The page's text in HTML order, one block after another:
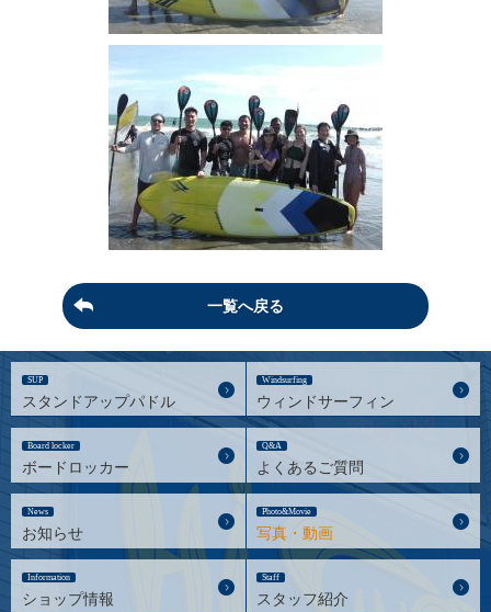
一覧へ戻る
SUP
スタンドアップパドル
Windsurfing
ウィンドサーフィン
Board locker
ボードロッカー
Q&A
よくあるご質問
News
お知らせ
Photo&Movie
写真・動画
Information
ショップ情報
Staff
スタッフ紹介